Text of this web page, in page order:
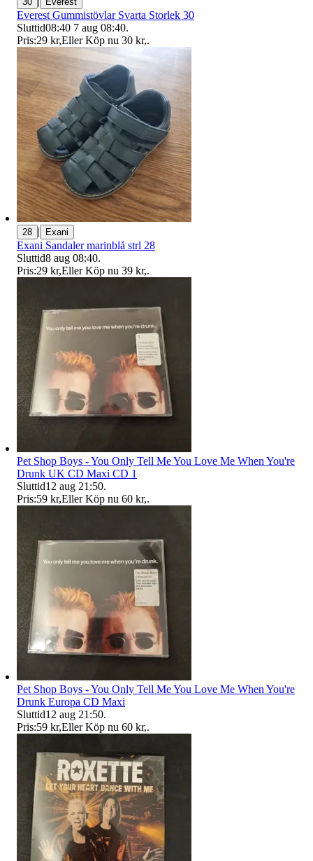
Everest Gummistövlar Svarta Storlek 30
Sluttid08:40 7 aug 08:40.
Pris:29 kr,Eller Köp nu 30 kr,.
28 | Exani
Exani Sandaler marinblå strl 28
Sluttid8 aug 08:40.
Pris:29 kr,Eller Köp nu 39 kr,.
Pet Shop Boys - You Only Tell Me You Love Me When You're
Drunk UK CD Maxi CD 1
Sluttid12 aug 21:50.
Pris:59 kr,Eller Köp nu 60 kr,.
Pet Shop Boys - You Only Tell Me You Love Me When You're
Drunk Europa CD Maxi
Sluttid12 aug 21:50.
Pris:59 kr,Eller Köp nu 60 kr,.